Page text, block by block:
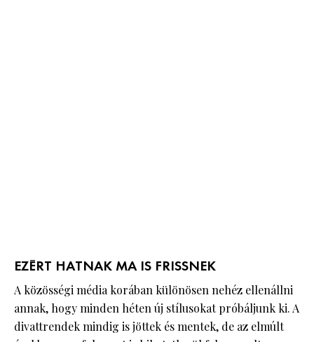
EZÉRT HATNAK MA IS FRISSNEK
A közösségi média korában különösen nehéz ellenállni
annak, hogy minden héten új stílusokat próbáljunk ki. A
divattrendek mindig is jöttek és mentek, de az elmúlt